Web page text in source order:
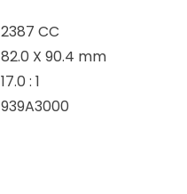
2387 CC
82.0 X 90.4 mm
17.0 : 1
939A3000